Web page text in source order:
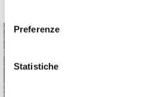
Preferenze
Statistiche